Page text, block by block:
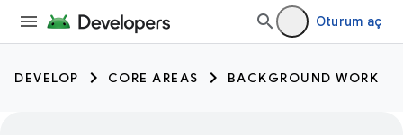
Oturum aç
DEVELOP CORE AREAS BACKGROUND WORK